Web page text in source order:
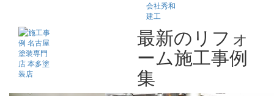
最新のリフォ
ーム施工事例
集